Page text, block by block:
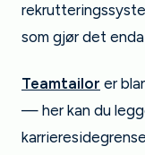
som gjør det
Teamtailor er
— her kan du